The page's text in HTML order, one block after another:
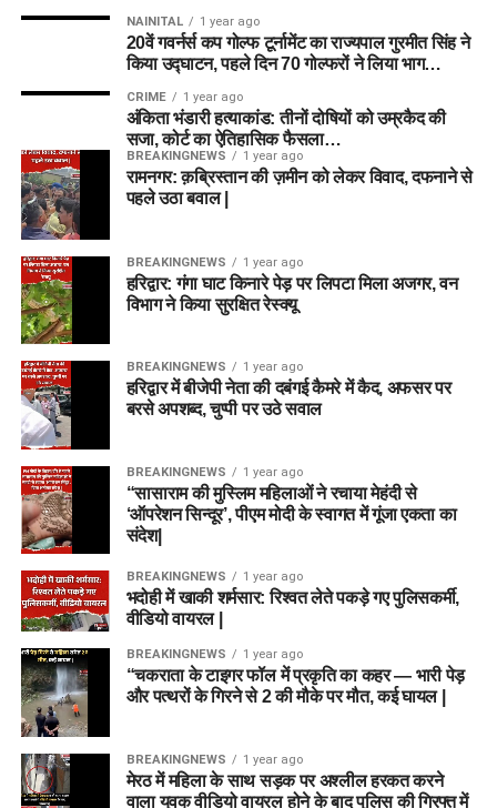
NAINITAL 1 year ago
20वें गवर्नर्स कप गोल्फ टूर्नामेंट का राज्यपाल गुरमीत सिंह ने
किया उद्घाटन, पहले दिन 70 गोल्फरों ने लिया भाग…
CRIME 1 year ago
अंकिता भंडारी हत्याकांड: तीनों दोषियों को उम्रकैद की
सजा, कोर्ट का ऐतिहासिक फैसला…
BREAKINGNEWS 1 year ago
रामनगर: क़ब्रिस्तान की ज़मीन को लेकर विवाद, दफनाने से
पहले उठा बवाल |
BREAKINGNEWS 1 year ago
हरिद्वार: गंगा घाट किनारे पेड़ पर लिपटा मिला अजगर, वन
विभाग ने किया सुरक्षित रेस्क्यू
BREAKINGNEWS 1 year ago
हरिद्वार में बीजेपी नेता की दबंगई कैमरे में कैद, अफसर पर
बरसे अपशब्द, चुप्पी पर उठे सवाल
BREAKINGNEWS 1 year ago
“सासाराम की मुस्लिम महिलाओं ने रचाया मेहंदी से
‘ऑपरेशन सिन्दूर’, पीएम मोदी के स्वागत में गूंजा एकता का
संदेश|
BREAKINGNEWS 1 year ago
भदोही में खाकी शर्मसार: रिश्वत लेते पकड़े गए पुलिसकर्मी,
वीडियो वायरल |
BREAKINGNEWS 1 year ago
“चकराता के टाइगर फॉल में प्रकृति का कहर — भारी पेड़
और पत्थरों के गिरने से 2 की मौके पर मौत, कई घायल |
BREAKINGNEWS 1 year ago
मेरठ में महिला के साथ सड़क पर अश्लील हरकत करने
वाला युवक वीडियो वायरल होने के बाद पुलिस की गिरफ्त में